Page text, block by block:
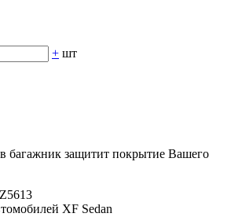
+ шт
багажник защитит покрытие Вашего
XF Sedan